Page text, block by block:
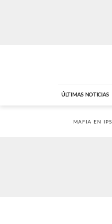
ÚLTIMAS NOTICIAS
MAFIA EN IPS